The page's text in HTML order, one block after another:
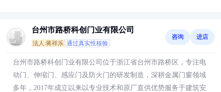
台州市路桥科创门业有限公司
法人:蒋祥乐 通过真实性核验
咨询 进店
台州市路桥科创门业有限公司位于浙江省台州市路桥区，专注电
动门、伸缩门、感应门及防火门的研发制造，深耕金属门窗领域
多年，2017年成立以来以专业技术和原厂直供优势服务于建筑安